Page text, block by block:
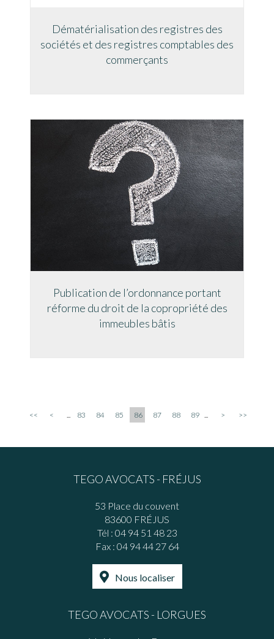
Dématérialisation des registres des
sociétés et des registres comptables des
commerçants
Publication de l’ordonnance portant
réforme du droit de la copropriété des
immeubles bâtis
<< < 83 84 85 86 87 88 89 > >>
TEGO AVOCATS - FRÉJUS
53 Place du couvent
83600 FRÉJUS
Tél : 04 94 51 48 23
Fax : 04 94 44 27 64
Nous localiser
TEGO AVOCATS - LORGUES